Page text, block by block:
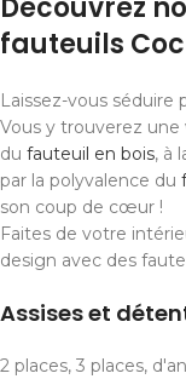
Découvrez
fauteuils
Laissez-vous séduire
Vous y trouverez
du fauteuil en bois, à
par la polyvalence du
son coup de cœur !
Faites de votre
design avec des
Assises et
2 places, 3 places,